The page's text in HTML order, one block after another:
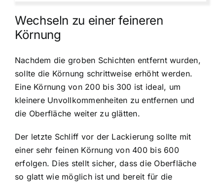
Wechseln zu einer feineren
Körnung
Nachdem die groben Schichten entfernt wurden,
sollte die Körnung schrittweise erhöht werden.
Eine Körnung von 200 bis 300 ist ideal, um
kleinere Unvollkommenheiten zu entfernen und
die Oberfläche weiter zu glätten.
Der letzte Schliff vor der Lackierung sollte mit
einer sehr feinen Körnung von 400 bis 600
erfolgen. Dies stellt sicher, dass die Oberfläche
so glatt wie möglich ist und bereit für die